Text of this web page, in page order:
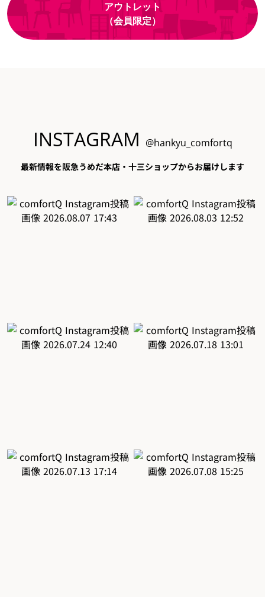
アウトレット
（会員限定）
INSTAGRAM @hankyu_comfortq
最新情報を阪急うめだ本店・十三ショップからお届けします